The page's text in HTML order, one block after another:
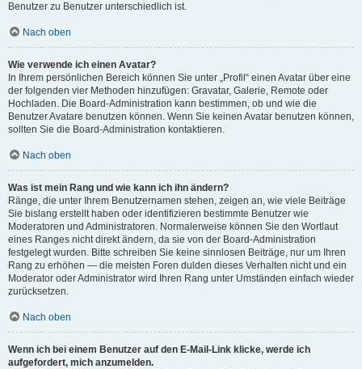
Benutzer zu Benutzer unterschiedlich ist.
Nach oben
Wie verwende ich einen Avatar?
In Ihrem persönlichen Bereich können Sie unter „Profil“ einen Avatar über eine
der folgenden vier Methoden hinzufügen: Gravatar, Galerie, Remote oder
Hochladen. Die Board-Administration kann bestimmen, ob und wie die
Benutzer Avatare benutzen können. Wenn Sie keinen Avatar benutzen können,
sollten Sie die Board-Administration kontaktieren.
Nach oben
Was ist mein Rang und wie kann ich ihn ändern?
Ränge, die unter Ihrem Benutzernamen stehen, zeigen an, wie viele Beiträge
Sie bislang erstellt haben oder identifizieren bestimmte Benutzer wie
Moderatoren und Administratoren. Normalerweise können Sie den Wortlaut
eines Ranges nicht direkt ändern, da sie von der Board-Administration
festgelegt wurden. Bitte schreiben Sie keine sinnlosen Beiträge, nur um Ihren
Rang zu erhöhen — die meisten Foren dulden dieses Verhalten nicht und ein
Moderator oder Administrator wird Ihren Rang unter Umständen einfach wieder
zurücksetzen.
Nach oben
Wenn ich bei einem Benutzer auf den E-Mail-Link klicke, werde ich
aufgefordert, mich anzumelden.